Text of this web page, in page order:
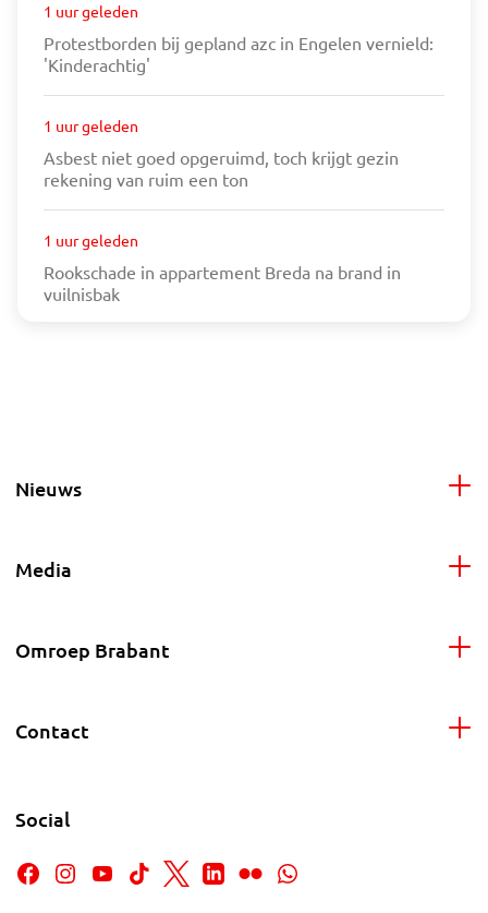
1 uur geleden
Protestborden bij gepland azc in Engelen vernield:
'Kinderachtig'
1 uur geleden
Asbest niet goed opgeruimd, toch krijgt gezin
rekening van ruim een ton
1 uur geleden
Rookschade in appartement Breda na brand in
vuilnisbak
Nieuws
Media
Omroep Brabant
Contact
Social